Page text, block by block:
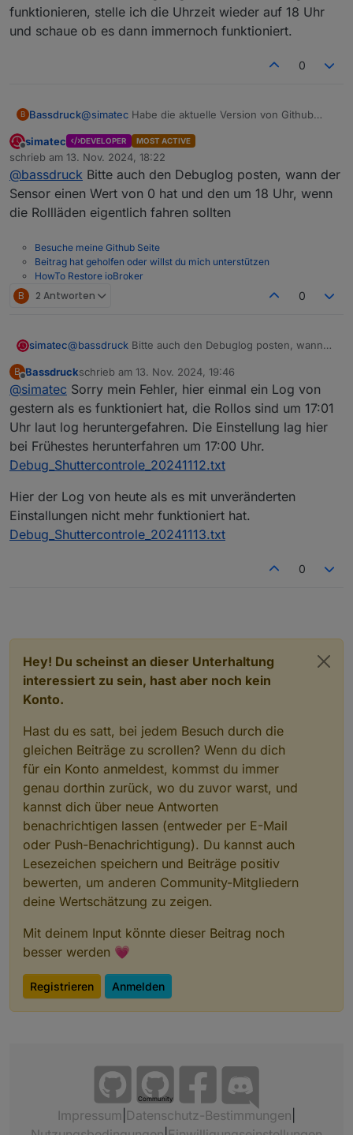
Debug_Shuttercontrole_20241108.txt
funktionieren, stelle ich die Uhrzeit wieder auf 18 Uhr
und schaue ob es dann immernoch funktioniert.
0
B Bassdruck@simatec Habe die aktuelle Version von Github
Ich habe eine weitere Feststellung gemacht falls dir
das weiterhilft.
Ich habe die Uhrzeit von 18:00 Uhr auf 17:00 Uhr
geändert, dann hat es funktioniert, als ich heute
das update machen wollte hat es wieder nicht
funktioniert. Mal schauen ob dein Bugfix greift.
Uhrzeit wieder auf 18 Uhr und schaue ob es dann
immernoch funktioniert.
Offline
simatec DEVELOPER MOST ACTIVE
schrieb am 13. Nov. 2024, 18:22
zuletzt editiert von
@bassdruck Bitte auch den Debuglog posten, wann der
Sensor einen Wert von 0 hat und den um 18 Uhr, wenn
die Rollläden eigentlich fahren sollten
Besuche meine Github Seite
Beitrag hat geholfen oder willst du mich unterstützen
HowTo Restore ioBroker
B 2 Antworten 0
simatec@bassdruck Bitte auch den Debuglog posten, wann
wenn die Rollläden eigentlich fahren sollten
B
Offline
Bassdruckschrieb am 13. Nov. 2024, 19:46
zuletzt editiert von
@simatec Sorry mein Fehler, hier einmal ein Log von
gestern als es funktioniert hat, die Rollos sind um 17:01
Uhr laut log heruntergefahren. Die Einstellung lag hier
bei Frühestes herunterfahren um 17:00 Uhr.
Debug_Shuttercontrole_20241112.txt
Hier der Log von heute als es mit unveränderten
Einstallungen nicht mehr funktioniert hat.
Debug_Shuttercontrole_20241113.txt
0
Hey! Du scheinst an dieser Unterhaltung
interessiert zu sein, hast aber noch kein
Konto.
Hast du es satt, bei jedem Besuch durch die
gleichen Beiträge zu scrollen? Wenn du dich
für ein Konto anmeldest, kommst du immer
genau dorthin zurück, wo du zuvor warst, und
kannst dich über neue Antworten
benachrichtigen lassen (entweder per E-Mail
oder Push-Benachrichtigung). Du kannst auch
Lesezeichen speichern und Beiträge positiv
bewerten, um anderen Community-Mitgliedern
deine Wertschätzung zu zeigen.
Mit deinem Input könnte dieser Beitrag noch
besser werden 💗
Registrieren Anmelden
Community
Impressum Datenschutz-Bestimmungen